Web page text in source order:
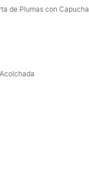
de Plumas con Capucha